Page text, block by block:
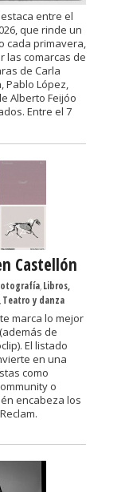
entre el
que rinde un
cada primavera,
las comarcas de
de Carla
Pablo López,
Alberto Feijóo
Entre el 7
Castellón
,Libros,
,Teatro y danza
marca lo mejor
de
El listado
en una
como
o
encabeza los